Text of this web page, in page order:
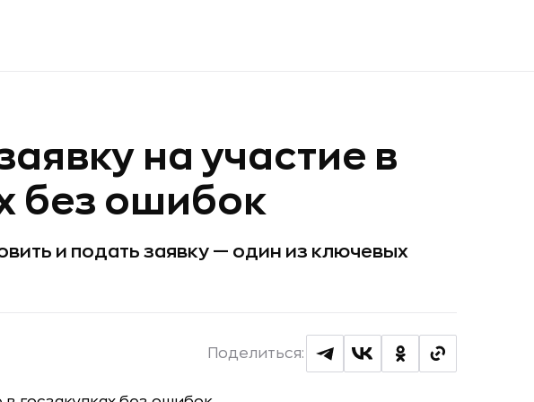
на участие в
без ошибок
и подать заявку — один из ключевых
Поделиться: